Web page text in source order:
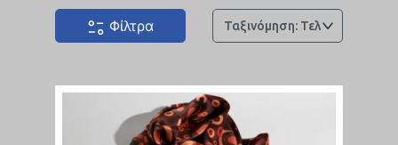
Φίλτρα
latest